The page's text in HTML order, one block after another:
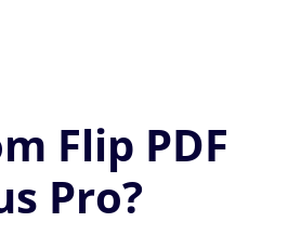
Flip PDF
Pro?